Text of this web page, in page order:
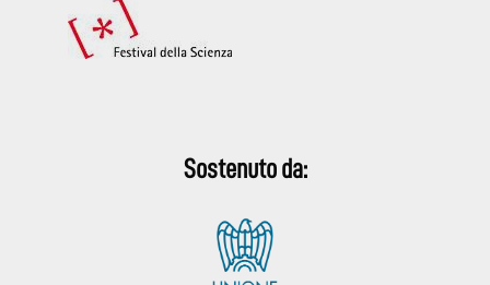
Sostenuto da: